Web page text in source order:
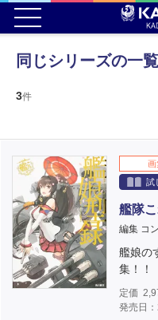
同じシリーズの一覧
3件
画
試
艦隊
編集 コ
艦娘の
集！！
定価
発売日